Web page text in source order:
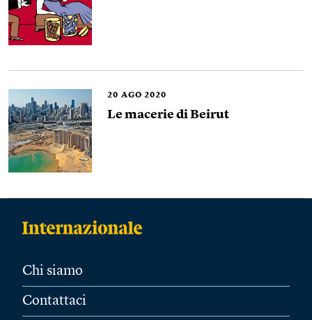
20 AGO 2020
Le macerie di Beirut
Chi siamo
Contattaci